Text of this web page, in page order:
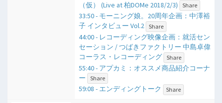
（仮） (Live at 柏DOMe 2018/2/3)
Share
33:50 - モーニング娘。20周年企画：中澤裕
子 インタビュー Vol.2 Share
44:00 - レコーディング映像企画：就活セン
セーション / つばきファクトリー 中島卓偉
コーラス・レコーディング Share
55:40 - アプカミ：オススメ商品紹介コーナ
ー
Share
59:08 - エンディングトーク Share